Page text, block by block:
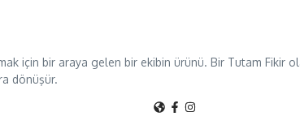
için bir araya gelen bir ekibin ürünü. Bir Tutam Fikir
dönüşür.